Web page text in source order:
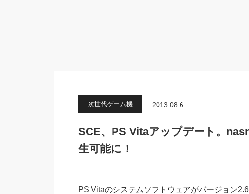
次世代ゲーム機 2013.08.6
SCE、PS Vitaアップデート。
生可能に！
PS Vitaのシステムソフトウェアがバージョン